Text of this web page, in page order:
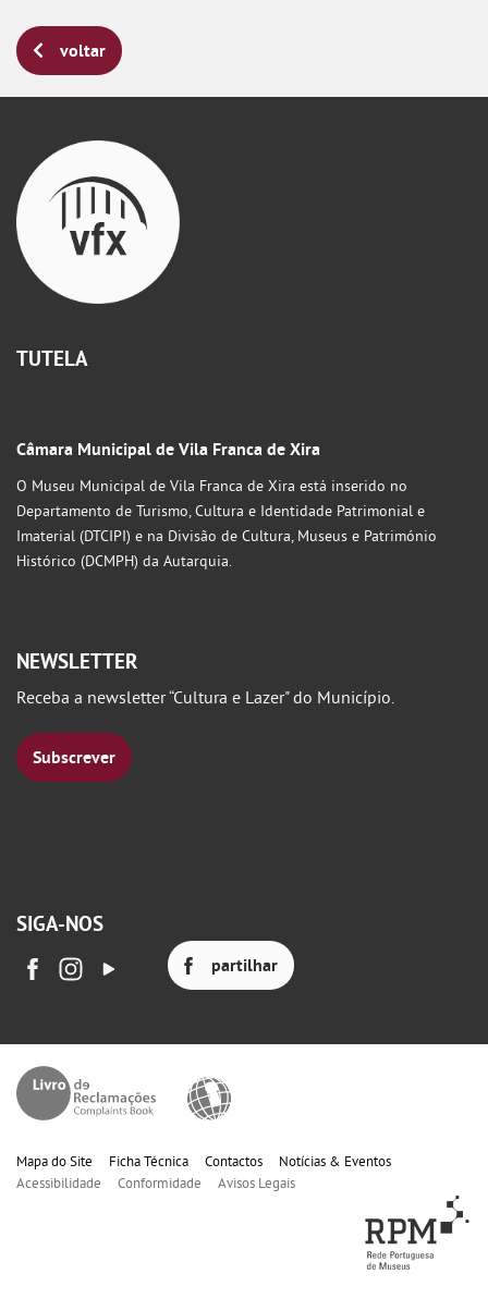
voltar
TUTELA
Câmara Municipal de Vila Franca de Xira
O Museu Municipal de Vila Franca de Xira está inserido no
Departamento de Turismo, Cultura e Identidade Patrimonial e
Imaterial (DTCIPI) e na Divisão de Cultura, Museus e Património
Histórico (DCMPH) da Autarquia.
NEWSLETTER
Receba a newsletter “Cultura e Lazer" do Município.
Subscrever
SIGA-NOS
partilhar
Mapa do Site Ficha Técnica Contactos
Notícias & Eventos
Acessibilidade
Conformidade Avisos Legais